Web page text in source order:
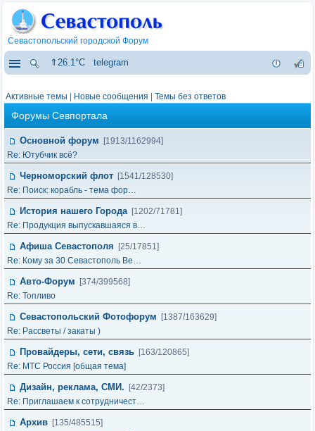
Севастопольский городской Форум
⇑26.1°C telegram
Активные темы Новые сообщения Темы без ответов
Форумы Севпортала
Основной форум
[1913/1162994]
Re: Ютубчик всё?
Черноморский флот [1541/128530]
Re: Поиск: корабль - тема фор…
История нашего Города [1202/71781]
Re: Продукция выпускавшаяся в…
Афиша Севастополя
[25/17851]
Re: Кому за 30 Севастополь Ве…
Авто-Форум
[374/399568]
Re: Топливо
Севастопольский Фотофорум
[1387/163629]
Re: Рассветы / закаты )
Провайдеры, сети, связь [163/120865]
Re: МТС Россия [общая тема]
Дизайн, реклама, СМИ.
[42/2373]
Re: Приглашаем к сотрудничест…
Архив [135/485515]